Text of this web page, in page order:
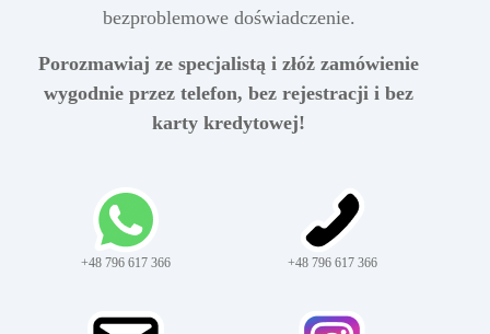
bezproblemowe doświadczenie.
Porozmawiaj ze specjalistą i złóż zamówienie
wygodnie przez telefon, bez rejestracji i bez
karty kredytowej!
+48 796 617 366 +48 796 617 366